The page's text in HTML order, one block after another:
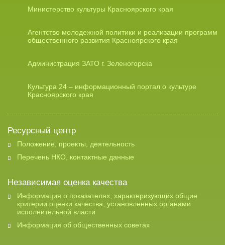
Министерство культуры Красноярского края
Агентство молодежной политики и реализации программ
общественного развития Красноярского края
Администрация ЗАТО г. Зеленогорска
Культура 24 – информационный портал о культуре
Красноярского края
Ресурсный центр
Положение, проекты, деятельность
Перечень НКО, контактные данные
Независимая оценка качества
Информация о показателях, характеризующих общие
критерии оценки качества, установленных органами
исполнительной власти
Информация об общественных советах